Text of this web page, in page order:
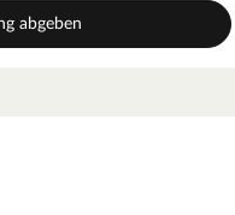
abgeben